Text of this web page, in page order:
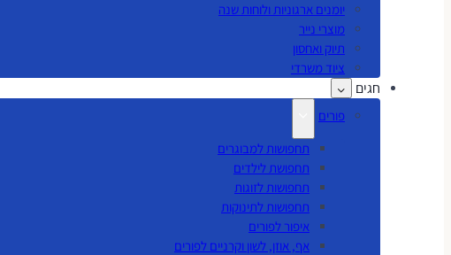
יומנים ארגוניות ולוחות שנה
מוצרי נייר
תיוק ואחסון
ציוד משרדי
חגים
פורים
תחפושות למבוגרים
תחפושת לילדים
תחפושות לזוגות
תחפושות לתינוקות
איפור לפורים
אף, אוזן, לשון וקרניים לפורים